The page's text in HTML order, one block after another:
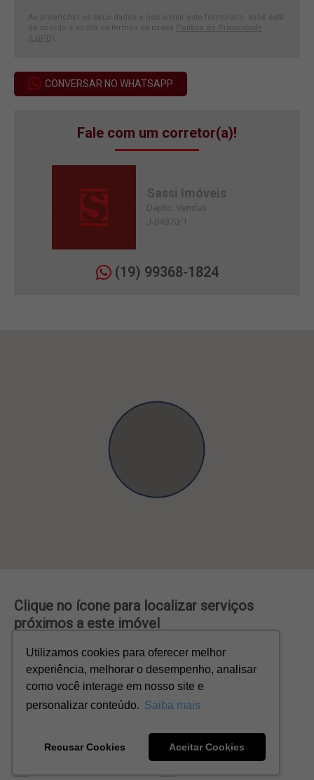
Ao preencher os seus dados e nos enviar este formulário, você está
de acordo e aceita os termos da nossa Política de Privacidade
(LGPD)
CONVERSAR NO WHATSAPP
Fale com um corretor(a)!
Sassi Imóveis
Depto. Vendas
J-04970/1
(19) 99368-1824